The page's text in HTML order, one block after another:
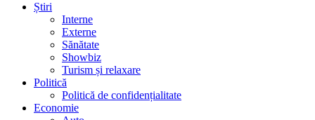
Știri
Interne
Externe
Sănătate
Showbiz
Turism și relaxare
Politică
Politică de confidențialitate
Economie